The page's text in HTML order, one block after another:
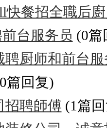
快餐招全職后
台服务员 (0篇
聘厨师和前台
篇回复)
招聘師傅 (1篇